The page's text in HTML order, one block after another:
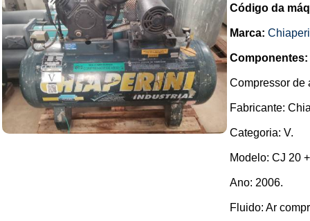
Código da
Marca:
Componentes:
Compressor de
Fabricante:
Categoria: V.
Modelo: CJ 20
Ano: 2006.
Fluido: Ar